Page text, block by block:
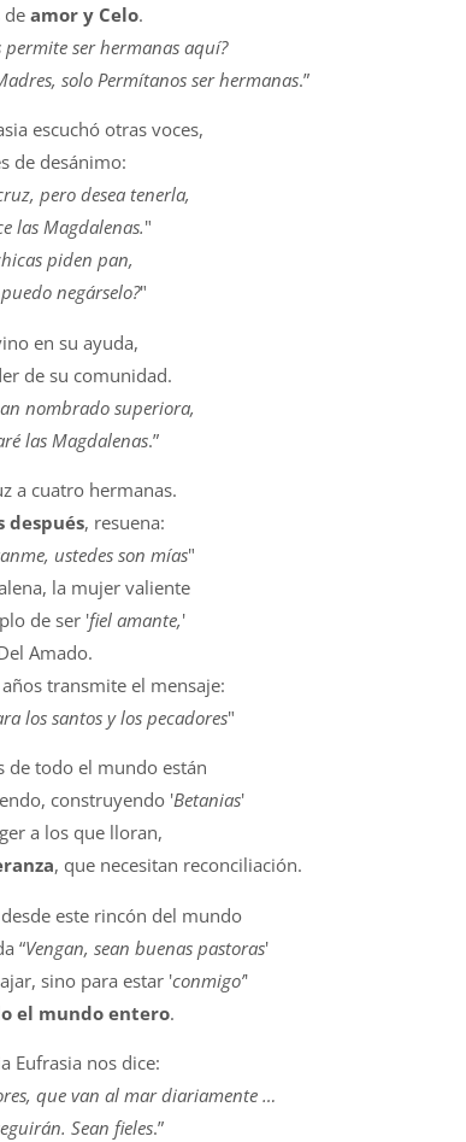
de amor y Celo.
permite ser hermanas aquí?
solo Permítanos ser hermanas.”
escuchó otras voces,
de desánimo:
pero desea tenerla,
las Magdalenas."
piden pan,
negárselo?"
en su ayuda,
de su comunidad.
nombrado superiora,
las Magdalenas.”
a cuatro hermanas.
después, resuena:
ustedes son mías"
la mujer valiente
de ser 'fiel amante,'
Amado.
transmite el mensaje:
los santos y los pecadores"
de todo el mundo están
construyendo 'Betanias'
a los que lloran,
, que necesitan reconciliación.
este rincón del mundo
“Vengan, sean buenas pastoras'
sino para estar 'conmigo’'
el mundo entero.
Eufrasia nos dice:
que van al mar diariamente …
Sean fieles.”